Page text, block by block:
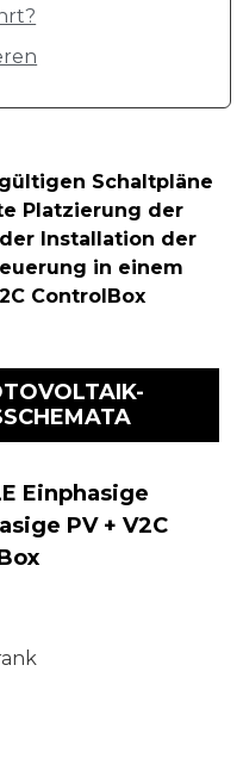
Schaltpläne
Platzierung der
Installation der
in einem
ControlBox
Einphasige
PV + V2C